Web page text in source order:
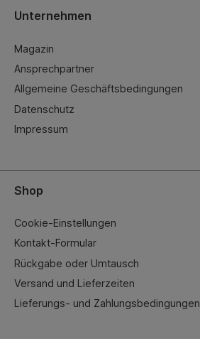
Unternehmen
Magazin
Ansprechpartner
Allgemeine Geschäftsbedingungen
Datenschutz
Impressum
Shop
Cookie-Einstellungen
Kontakt-Formular
Rückgabe oder Umtausch
Versand und Lieferzeiten
Lieferungs- und Zahlungsbedingungen